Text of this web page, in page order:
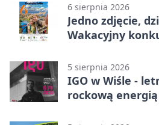
6 sierpnia 2026
Jedno zdjęcie,
Wakacyjny
5 sierpnia 2026
IGO w Wiśle -
rockową